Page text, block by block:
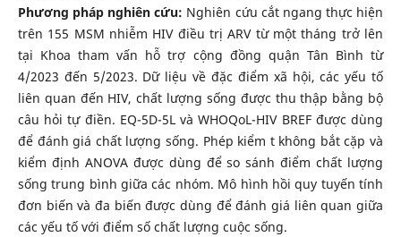
Phương pháp nghiên cứu: Nghiên cứu cắt ngang thực hiện
trên 155 MSM nhiễm HIV điều trị ARV từ một tháng trở lên
tại Khoa tham vấn hỗ trợ cộng đồng quận Tân Bình từ
4/2023 đến 5/2023. Dữ liệu về đặc điểm xã hội, các yếu tố
liên quan đến HIV, chất lượng sống được thu thập bằng bộ
câu hỏi tự điền. EQ-5D-5L và WHOQoL-HIV BREF được dùng
để đánh giá chất lượng sống. Phép kiểm t không bắt cặp và
kiểm định ANOVA được dùng để so sánh điểm chất lượng
sống trung bình giữa các nhóm. Mô hình hồi quy tuyến tính
đơn biến và đa biến được dùng để đánh giá liên quan giữa
các yếu tố với điểm số chất lượng cuộc sống.